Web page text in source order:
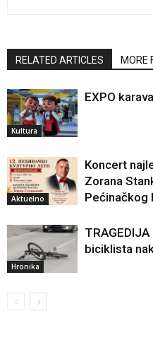
RELATED ARTICLES MORE
Kultura
EXPO
Aktuelno
Koncert
Zorana
Pećinačkog
Hronika
TRAGEDIJA
biciklista